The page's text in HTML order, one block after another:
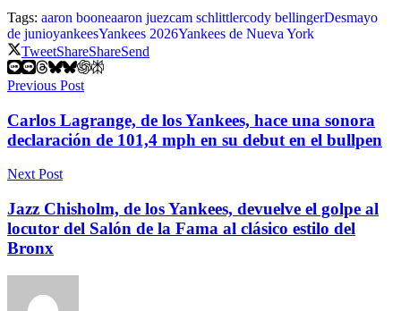
Tags: aaron booneaaron juezcam schlittlercody bellingerDesmayo
de junioyankeesYankees 2026Yankees de Nueva York
TweetShareShareSend
Previous Post
Carlos Lagrange, de los Yankees, hace una sonora
declaración de 101,4 mph en su debut en el bullpen
Next Post
Jazz Chisholm, de los Yankees, devuelve el golpe al
locutor del Salón de la Fama al clásico estilo del
Bronx